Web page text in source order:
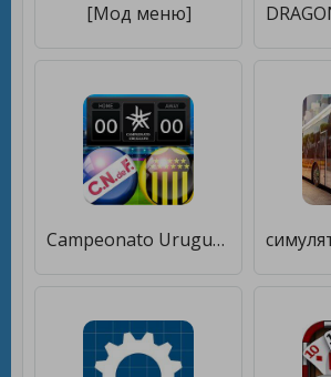
[Мод меню]
Campeonato Uruguayo Juego [Мод меню]